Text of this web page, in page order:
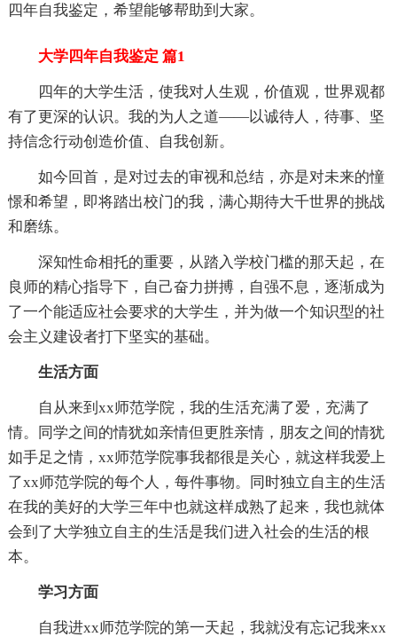
四年自我鉴定，希望能够帮助到大家。
大学四年自我鉴定 篇1
四年的大学生活，使我对人生观，价值观，世界观都
有了更深的认识。我的为人之道——以诚待人，待事、坚
持信念行动创造价值、自我创新。
如今回首，是对过去的审视和总结，亦是对未来的憧
憬和希望，即将踏出校门的我，满心期待大千世界的挑战
和磨练。
深知性命相托的重要，从踏入学校门槛的那天起，在
良师的精心指导下，自己奋力拼搏，自强不息，逐渐成为
了一个能适应社会要求的大学生，并为做一个知识型的社
会主义建设者打下坚实的基础。
生活方面
自从来到xx师范学院，我的生活充满了爱，充满了
情。同学之间的情犹如亲情但更胜亲情，朋友之间的情犹
如手足之情，xx师范学院事我都很是关心，就这样我爱上
了xx师范学院的每个人，每件事物。同时独立自主的生活
在我的美好的大学三年中也就这样成熟了起来，我也就体
会到了大学独立自主的生活是我们进入社会的生活的根
本。
学习方面
自我进xx师范学院的第一天起，我就没有忘记我来xx